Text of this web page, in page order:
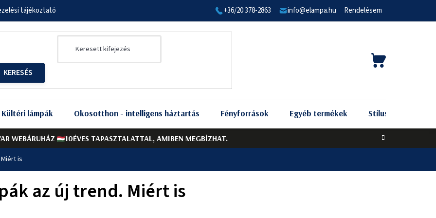
WEBÁRUHÁZ 10ÉVES TAPASZTALATTAL, AMIBEN MEGBÍZHAT.
tájékoztató +36/20 378-2863 info@elampa.hu Rendelésem
KOSÁR
Kültéri lámpák Okosotthon - intelligens háztartás Fényforrások Egyéb termékek Stílus szerint
is
az új trend. Miért is